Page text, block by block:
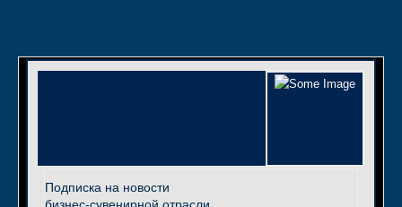
Подписка на новости
бизнес-сувенирной отрасли